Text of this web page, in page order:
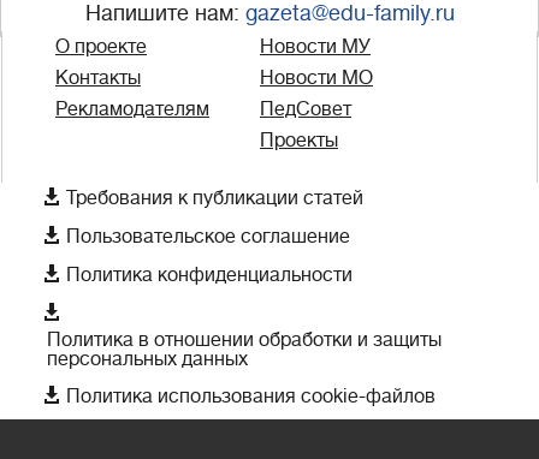
Напишите нам: gazeta@edu-family.ru
О проекте
Контакты
Рекламодателям
Новости МУ
Новости МО
ПедСовет
Проекты
 Требования к публикации статей
 Пользовательское соглашение
 Политика конфиденциальности

Политика в отношении обработки и защиты
персональных данных
 Политика использования cookie-файлов